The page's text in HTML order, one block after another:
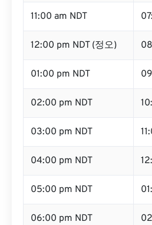
11:00 am NDT
12:00 pm NDT (정오)
01:00 pm NDT
02:00 pm NDT
03:00 pm NDT
04:00 pm NDT
05:00 pm NDT
06:00 pm NDT